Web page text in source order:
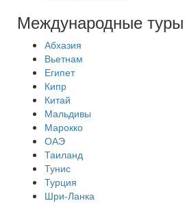
Международные туры
Абхазия
Вьетнам
Египет
Кипр
Китай
Мальдивы
Марокко
ОАЭ
Таиланд
Тунис
Турция
Шри-Ланка